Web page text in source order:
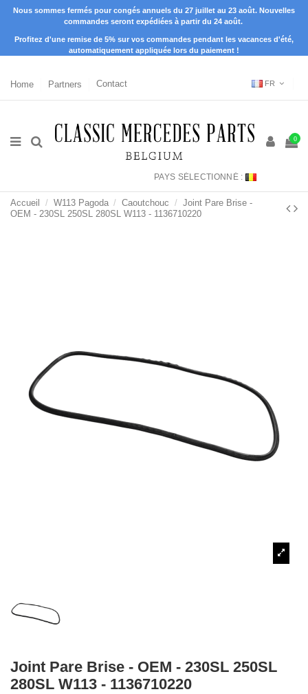
Nous sommes fermés pour congés annuels du 27 juillet au 23 août. Nouvelles
commandes seront expédiées à partir du 24 août.
Profitez d'une remise de 5% sur vos commandes pendant les vacances d'été,
automatiquement appliquée lors du paiement !
Home Partners Contact FR
0
PAYS SÉLECTIONNÉ :
Accueil W113 Pagoda Caoutchouc
Joint Pare Brise -
OEM - 230SL 250SL 280SL W113 - 1136710220
Joint Pare Brise - OEM - 230SL 250SL
280SL W113 - 1136710220